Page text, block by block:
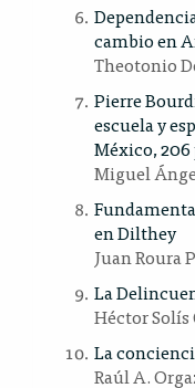
cambio en
Theotonio
Pierre
escuela y
México, 206
Miguel
en Dilthey
Juan Roura
La
Héctor
La
Raúl A.